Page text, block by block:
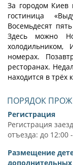
За городом Киев
гостиница
Восемьдесят
Здесь можно
номерах.
ресторанах.
находится в трёх
ПОРЯДОК
Регистрация
Регистрация
отъезда: до 12:00
Размещение